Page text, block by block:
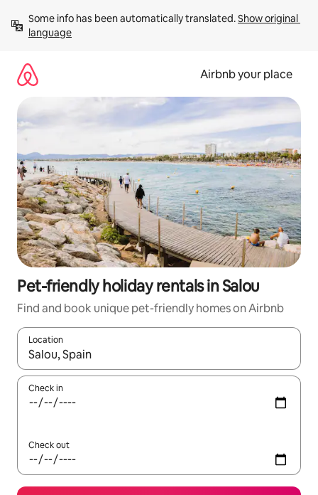
content
Some info has been automatically translated. Show original
language
Airbnb your place
Pet-friendly holiday rentals in Salou
Find and book unique pet-friendly homes on Airbnb
Location
When results are available, navigate with the up and down
Check in
Check out